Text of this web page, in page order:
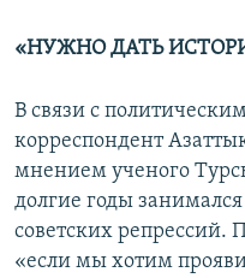
«НУЖНО ДАТЬ
В связи с
корреспондент
мнением ученого
долгие годы
советских репрессий.
«если мы хотим